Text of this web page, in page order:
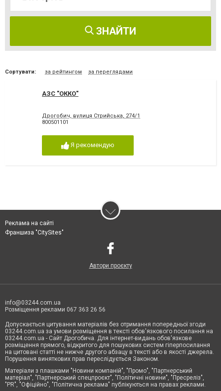
ЗНАЙТИ
Сортувати: за рейтингом за переглядами
АЗС "ОККО"
Дрогобич, вулиця Стрийська, 274/1
800501101
Я рекомендую
Реклама на сайті
Франшиза "CitySites"
Автори проєкту
info@03244.com.ua
Розміщення реклами 067 363 26 56
Допускається цитування матеріалів без отримання попередньої згоди
03244.com.ua за умови розміщення в тексті обов'язкового посилання на
03244.com.ua - Сайт Дрогобича. Для інтернет-видань обов'язкове
розміщення прямого, відкритого для пошукових систем гіперпосилання
на цитовані статті не нижче другого абзацу в тексті або в якості джерела.
Порушення виняткових прав переслідується Законом.
Матеріали з плашками "Новини компаній", "Промо", "Партнерський
матеріал", "Партнерський спецпроєкт", "Політичні новини", "Пресреліз",
"PR", "Офіційно", "Політична реклама" публікуються на правах реклами.